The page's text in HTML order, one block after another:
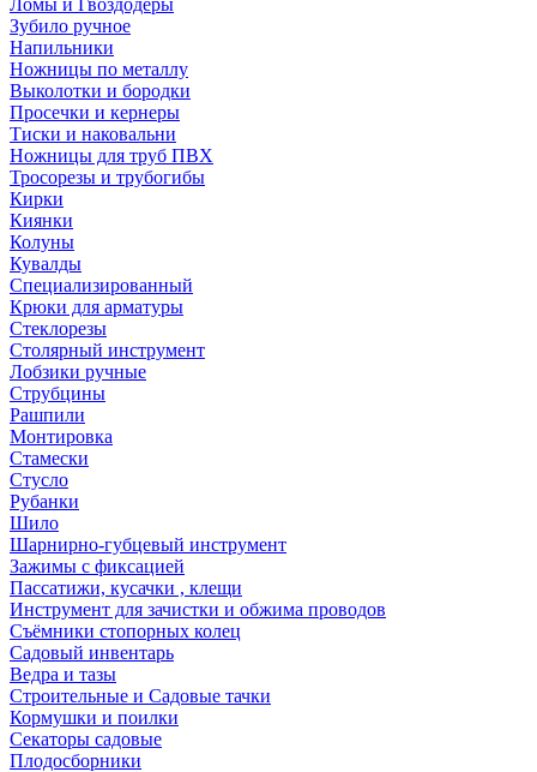
Ломы и Гвоздодеры
Зубило ручное
Напильники
Ножницы по металлу
Выколотки и бородки
Просечки и кернеры
Тиски и наковальни
Ножницы для труб ПВХ
Тросорезы и трубогибы
Кирки
Киянки
Колуны
Кувалды
Специализированный
Крюки для арматуры
Стеклорезы
Столярный инструмент
Лобзики ручные
Струбцины
Рашпили
Монтировка
Стамески
Стусло
Рубанки
Шило
Шарнирно-губцевый инструмент
Зажимы с фиксацией
Пассатижи, кусачки , клещи
Инструмент для зачистки и обжима проводов
Съёмники стопорных колец
Садовый инвентарь
Ведра и тазы
Строительные и Садовые тачки
Кормушки и поилки
Секаторы садовые
Плодосборники